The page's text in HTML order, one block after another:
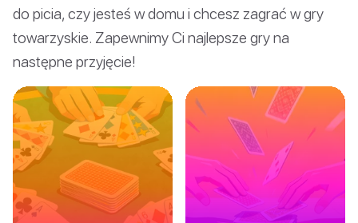
do picia, czy jesteś w domu i chcesz zagrać w gry
towarzyskie. Zapewnimy Ci najlepsze gry na
następne przyjęcie!